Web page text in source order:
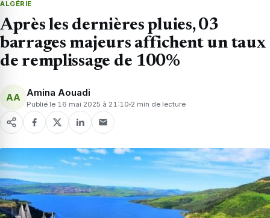
ALGÉRIE
Après les dernières pluies, 03
barrages majeurs affichent un taux
de remplissage de 100%
AA Amina Aouadi
Publié le 16 mai 2025 à 21:10 2 min de lecture